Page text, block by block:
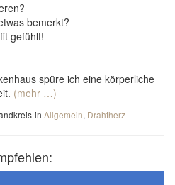
bemerkt?
gefühlt!
spüre ich eine körperliche
(mehr …)
in Allgemein, Drahtherz